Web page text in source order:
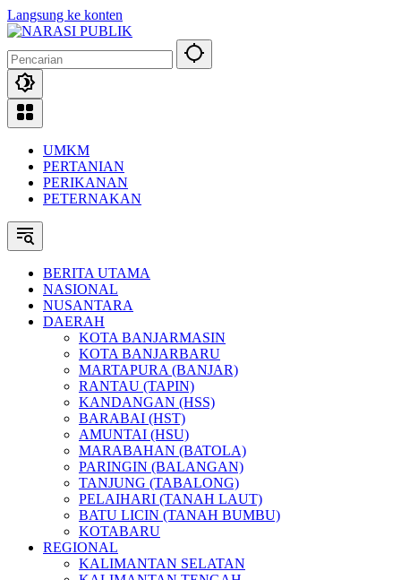
Langsung ke konten
UMKM
PERTANIAN
PERIKANAN
PETERNAKAN
BERITA UTAMA
NASIONAL
NUSANTARA
DAERAH
KOTA BANJARMASIN
KOTA BANJARBARU
MARTAPURA (BANJAR)
RANTAU (TAPIN)
KANDANGAN (HSS)
BARABAI (HST)
AMUNTAI (HSU)
MARABAHAN (BATOLA)
PARINGIN (BALANGAN)
TANJUNG (TABALONG)
PELAIHARI (TANAH LAUT)
BATU LICIN (TANAH BUMBU)
KOTABARU
REGIONAL
KALIMANTAN SELATAN